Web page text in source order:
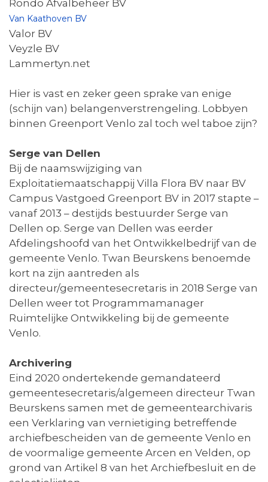
Rondo Afvalbeheer BV
Van Kaathoven BV
Valor BV
Veyzle BV
Lammertyn.net
Hier is vast en zeker geen sprake van enige
(schijn van) belangenverstrengeling. Lobbyen
binnen Greenport Venlo zal toch wel taboe zijn?
Serge van Dellen
Bij de naamswijziging van
Exploitatiemaatschappij Villa Flora BV naar BV
Campus Vastgoed Greenport BV in 2017 stapte –
vanaf 2013 – destijds bestuurder Serge van
Dellen op. Serge van Dellen was eerder
Afdelingshoofd van het Ontwikkelbedrijf van de
gemeente Venlo. Twan Beurskens benoemde
kort na zijn aantreden als
directeur/gemeentesecretaris in 2018 Serge van
Dellen weer tot Programmamanager
Ruimtelijke Ontwikkeling bij de gemeente
Venlo.
Archivering
Eind 2020 ondertekende gemandateerd
gemeentesecretaris/algemeen directeur Twan
Beurskens samen met de gemeentearchivaris
een Verklaring van vernietiging betreffende
archiefbescheiden van de gemeente Venlo en
de voormalige gemeente Arcen en Velden, op
grond van Artikel 8 van het Archiefbesluit en de